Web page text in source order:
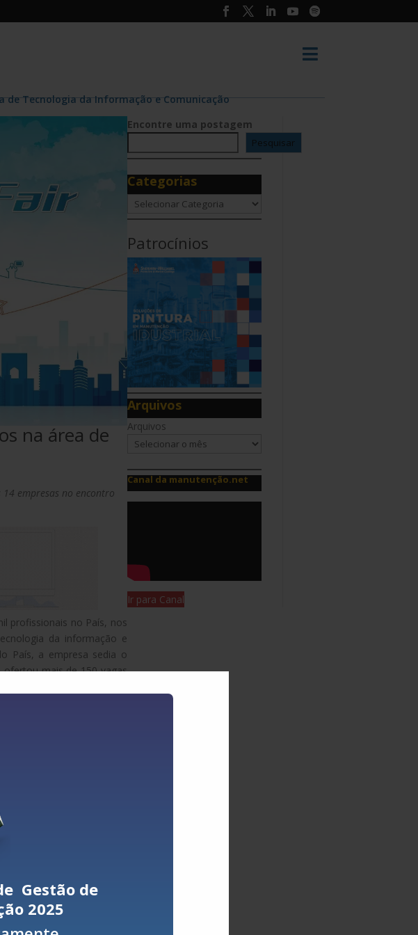
Gestão de
2025

de Tecnologia da Informação e Comunicação
na área de
empresas no encontro
profissionais no País, nos
da informação e
País, a empresa sedia o
ofertou mais de 150 vagas
irão divulgar as
e como concorrer a
com transmissão pelo
Soluções e Avantia
Empresas de
Huawei e a presença do
seus conhecimentos em
entre 2019 e 2024, no
anualmente.
sucesso da edição
destaca Bruno
Encontre uma postagem
Pesquisar
Categorias
Categorias
Patrocínios
Arquivos
Arquivos
Canal da manutenção.net
Ir para Canal